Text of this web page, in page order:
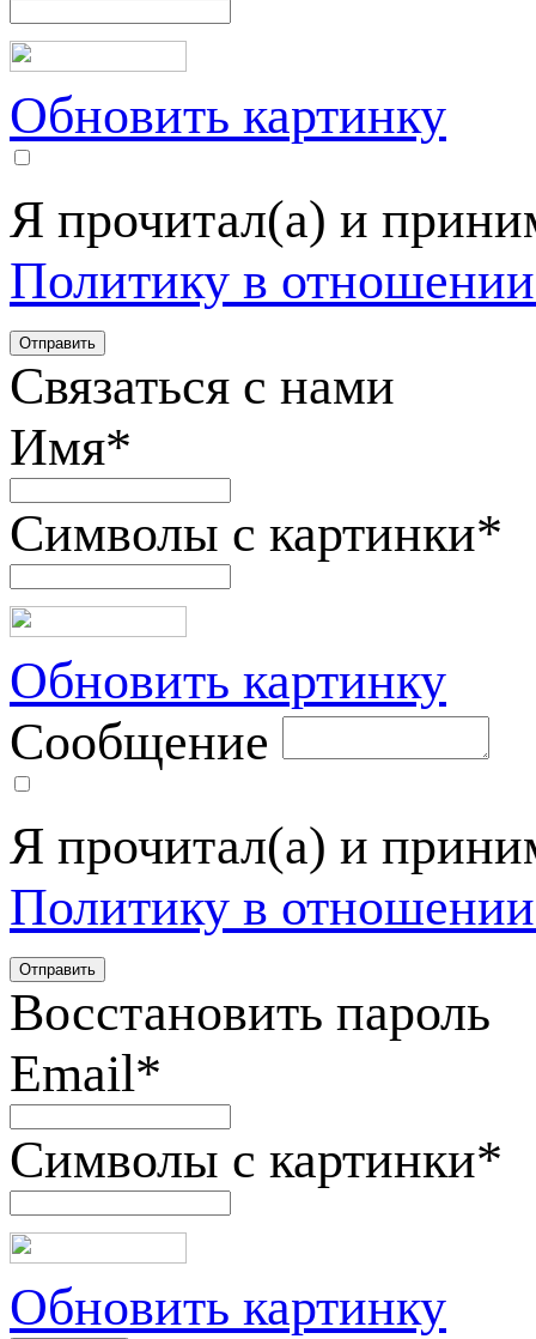
Обновить картинку
Я прочитал(а) и
Политику в
Связаться с нами
Имя*
Символы с картинки*
Обновить картинку
Сообщение
Я прочитал(а) и
Политику в
Восстановить пароль
Email*
Символы с картинки*
Обновить картинку